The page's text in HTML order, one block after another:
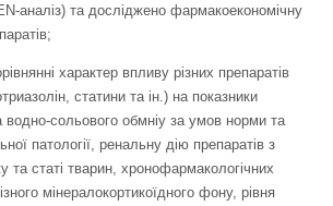
аналіз) та досліджено фармакоекономічну
характер впливу різних препаратів
статини та ін.) на показники
водно-сольового обмніу за умов норми та
патології, ренальну дію препаратів з
та статі тварин, хронофармакологічних
мінералокортикоїдного фону, рівня